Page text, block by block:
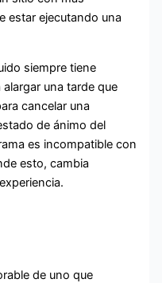
estar ejecutando una
siempre tiene
una tarde que
cancelar una
de ánimo del
es incompatible con
esto, cambia
de uno que